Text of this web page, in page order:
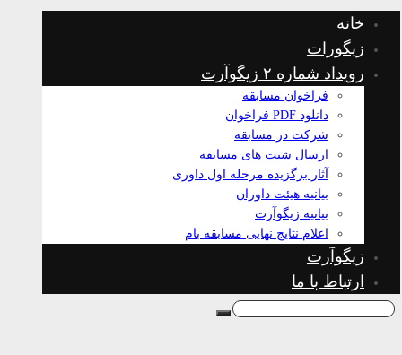
خانه
زیگورات
رویداد شماره ۲ زیگوآرت
فراخوان مسابقه
دانلود PDF فراخوان
شرکت در مسابقه
ارسال شیت های مسابقه
آثار برگزیده مرحله اول داوری
بیانیه هیئت داوران
بیانیه زیگوآرت
اعلام نتایج نهایی مسابقه بام
زیگوآرت
ارتباط با ما